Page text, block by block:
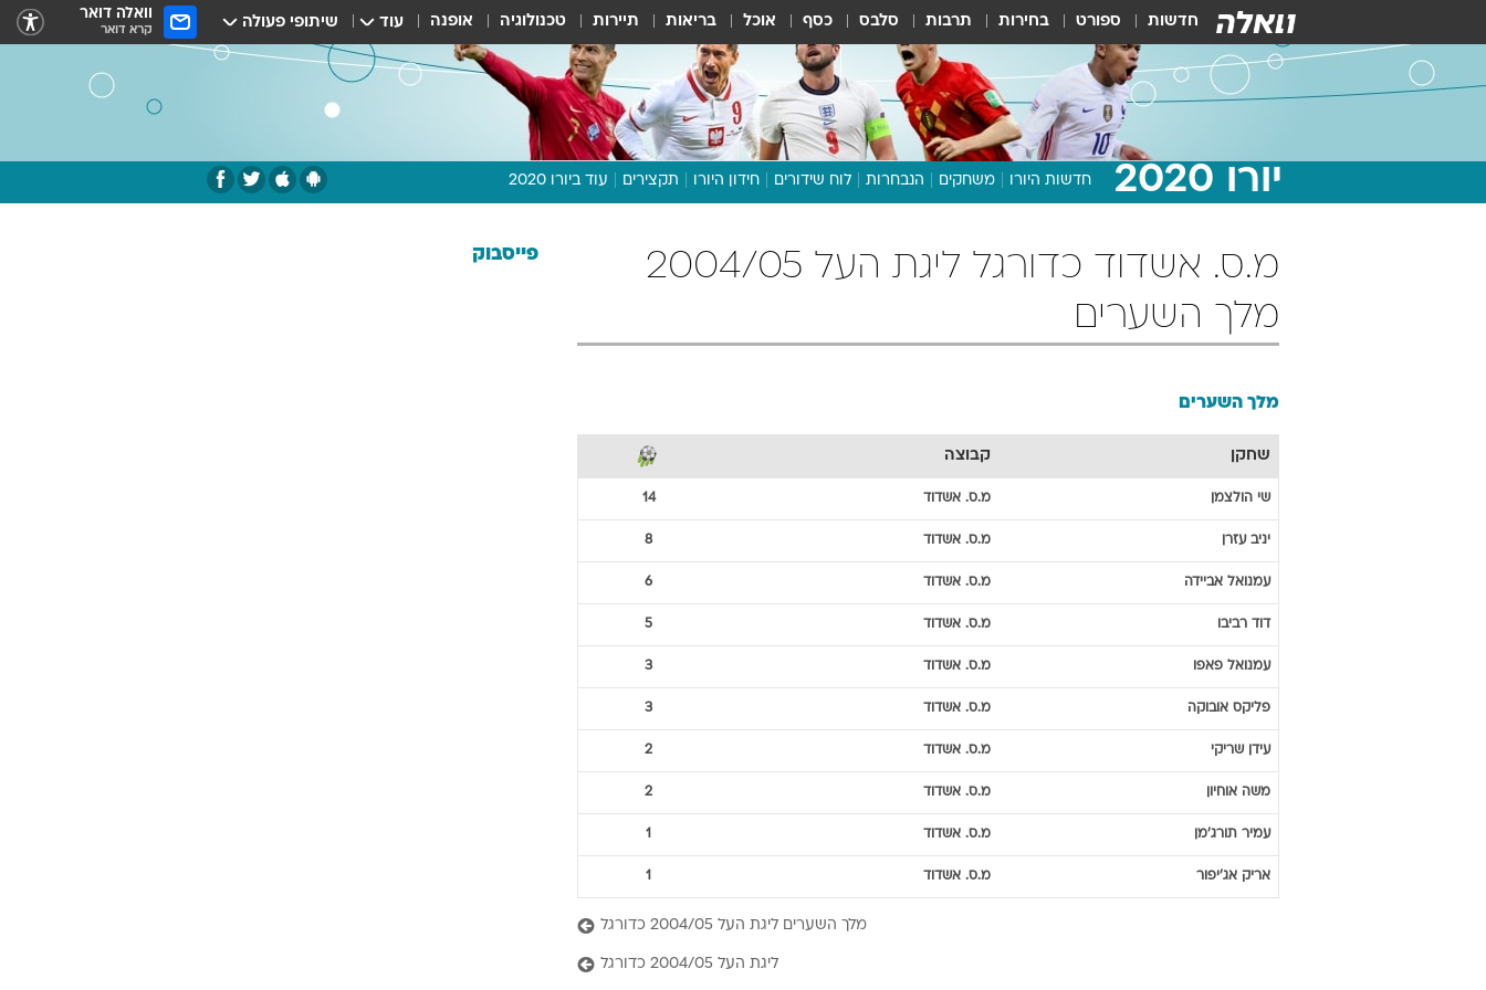
חדשות ספורט בחירות תרבות סלבס כסף אוכל בריאות תיירות טכנולוגיה אופנה עוד שיתופי פעולה וואלה דואר
קרא דואר
יורו 2020 חדשות היורו משחקים הנבחרות לוח שידורים חידון היורו תקצירים עוד ביורו 2020
מ.ס. אשדוד כדורגל ליגת העל 2004/05
מלך השערים
מלך השערים
שחקן קבוצה
שי הולצמן מ.ס. אשדוד 14
יניב עזרן מ.ס. אשדוד 8
עמנואל אביידה מ.ס. אשדוד 6
דוד רביבו מ.ס. אשדוד 5
עמנואל פאפו מ.ס. אשדוד 3
פליקס אובוקה מ.ס. אשדוד 3
עידן שריקי מ.ס. אשדוד 2
משה אוחיון מ.ס. אשדוד 2
עמיר תורג'מן מ.ס. אשדוד 1
אריק אג'יפור מ.ס. אשדוד 1
מלך השערים ליגת העל 2004/05 כדורגל
ליגת העל 2004/05 כדורגל
פייסבוק